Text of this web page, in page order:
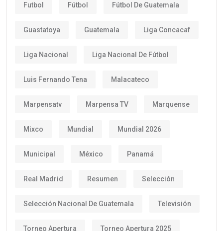
Futbol Fútbol Fútbol De Guatemala
Guastatoya Guatemala Liga Concacaf
Liga Nacional Liga Nacional De Fútbol
Luis Fernando Tena Malacateco
Marpensatv Marpensa TV Marquense
Mixco Mundial Mundial 2026
Municipal México Panamá
Real Madrid Resumen Selección
Selección Nacional De Guatemala Televisión
Torneo Apertura Torneo Apertura 2025